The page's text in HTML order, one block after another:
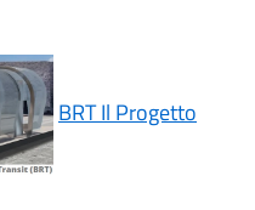
BRT Il Progetto